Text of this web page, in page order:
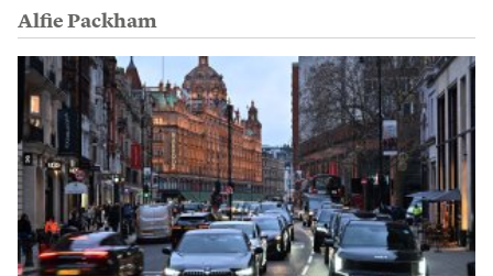
Alfie Packham